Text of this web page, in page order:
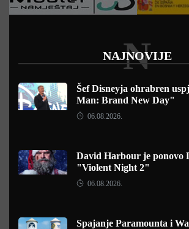
NAJNOVIJE
N
Šef Disneyja ohrabren
Man: Brand New Day"
06.08.2026.
David Harbour je ponovo
"Violent Night 2"
06.08.2026.
Spajanje Paramounta i